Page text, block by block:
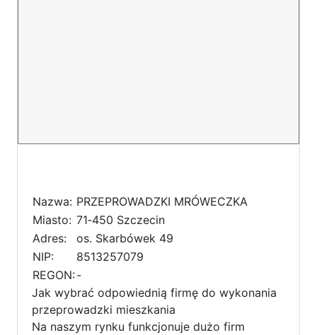
Nazwa: PRZEPROWADZKI MRÓWECZKA
Miasto: 71‐450 Szczecin
Adres:
os. Skarbówek 49
NIP:
8513257079
REGON:-
Jak wybrać odpowiednią firmę do wykonania
przeprowadzki mieszkania
Na naszym rynku funkcjonuje dużo firm